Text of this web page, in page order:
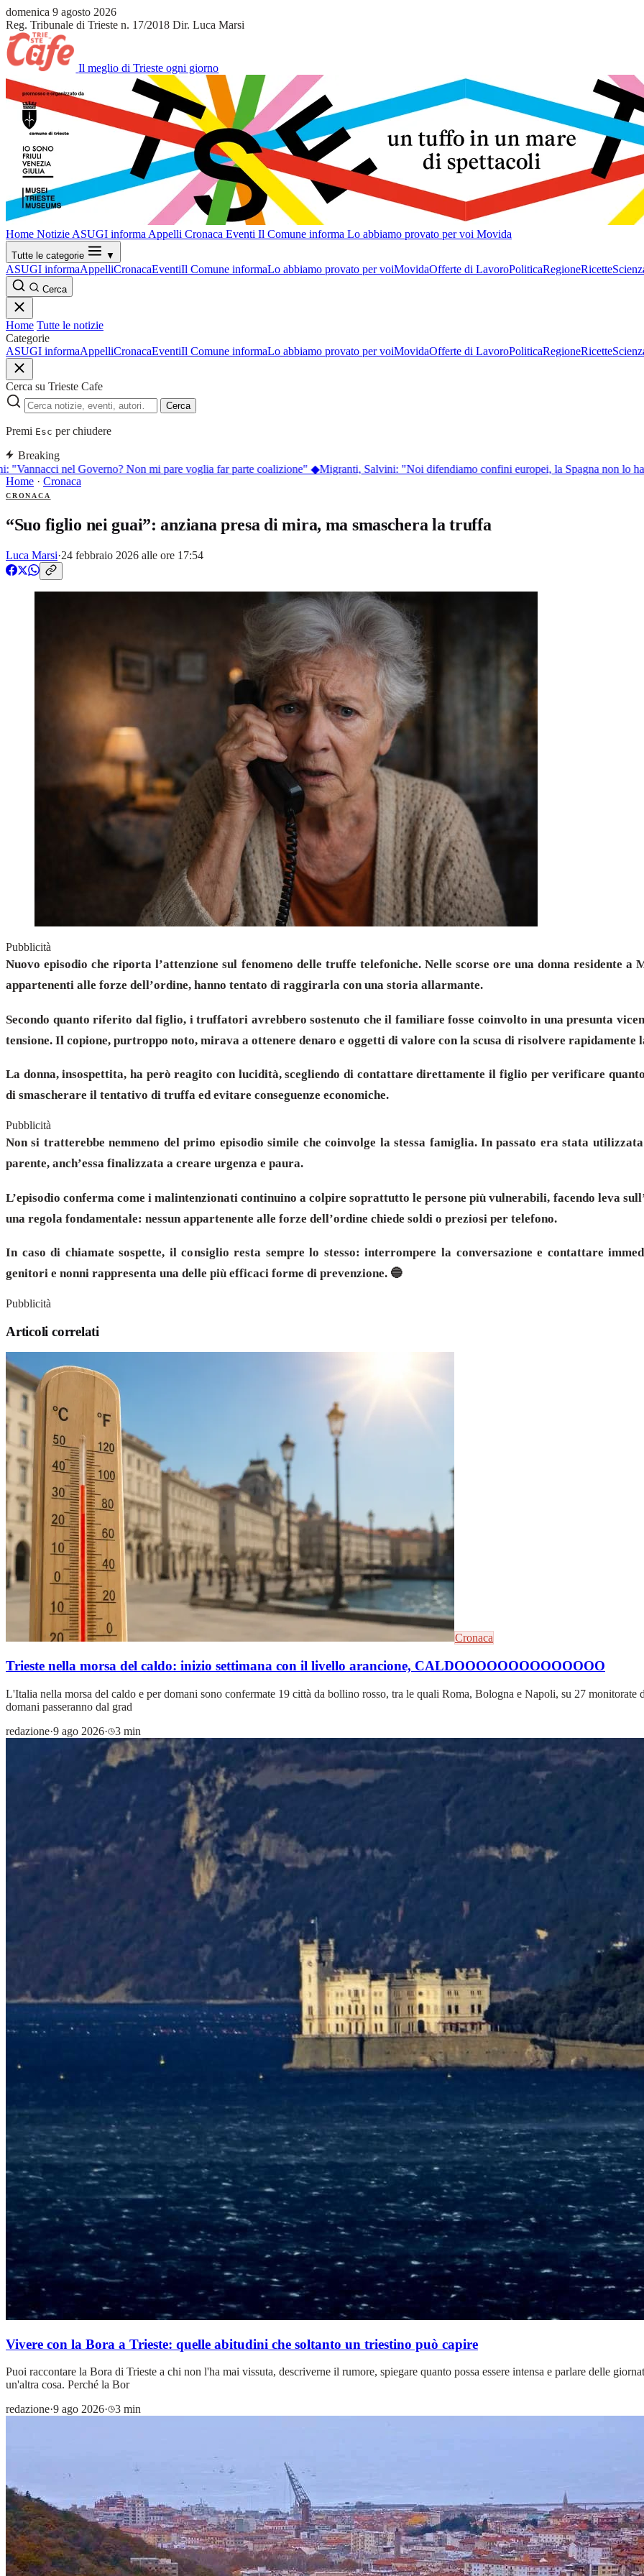
domenica 9 agosto 2026
Reg. Tribunale di Trieste n. 17/2018 Dir. Luca Marsi
Il meglio di Trieste ogni giorno
Home Notizie ASUGI informa Appelli Cronaca Eventi Il Comune informa Lo abbiamo provato per voi Movida
Tutte le categorie ▼
ASUGI informaAppelliCronacaEventiIl Comune informaLo abbiamo provato per voiMovidaOfferte di LavoroPoliticaRegioneRicette
Cerca
Home Tutte le notizie
Categorie
ASUGI informaAppelliCronacaEventiIl Comune informaLo abbiamo provato per voiMovidaOfferte di LavoroPoliticaRegioneRicette
Cerca su Trieste Cafe
Cerca
Premi Esc per chiudere
Breaking
nel Governo? Non mi pare voglia far parte coalizione"◆ Migranti, Salvini: "Noi difendiamo confini europei, la Spagna non lo ha
Home · Cronaca
CRONACA
“Suo figlio nei guai”: anziana presa di mira, ma smaschera la truffa
Luca Marsi·24 febbraio 2026 alle ore 17:54
Pubblicità
Nuovo episodio che riporta l’attenzione sul fenomeno delle truffe telefoniche. Nelle scorse ore una donna residente a
appartenenti alle forze dell’ordine, hanno tentato di raggirarla con una storia allarmante.
Secondo quanto riferito dal figlio, i truffatori avrebbero sostenuto che il familiare fosse coinvolto in una presunta
tensione. Il copione, purtroppo noto, mirava a ottenere denaro e oggetti di valore con la scusa di risolvere rapidamente
La donna, insospettita, ha però reagito con lucidità, scegliendo di contattare direttamente il figlio per verificare quanto
di smascherare il tentativo di truffa ed evitare conseguenze economiche.
Pubblicità
Non si tratterebbe nemmeno del primo episodio simile che coinvolge la stessa famiglia. In passato era stata
parente, anch’essa finalizzata a creare urgenza e paura.
L’episodio conferma come i malintenzionati continuino a colpire soprattutto le persone più vulnerabili, facendo leva
una regola fondamentale: nessun appartenente alle forze dell’ordine chiede soldi o preziosi per telefono.
In caso di chiamate sospette, il consiglio resta sempre lo stesso: interrompere la conversazione e contattare
genitori e nonni rappresenta una delle più efficaci forme di prevenzione. 🔵
Pubblicità
Articoli correlati
Cronaca
Trieste nella morsa del caldo: inizio settimana con il livello arancione, CALDOOOOOOOOOOOOOO
L'Italia nella morsa del caldo e per domani sono confermate 19 città da bollino rosso, tra le quali Roma, Bologna e Napoli, su 27
domani passeranno dal grad
redazione·9 ago 2026· 3 min
Vivere con la Bora a Trieste: quelle abitudini che soltanto un triestino può capire
Puoi raccontare la Bora di Trieste a chi non l'ha mai vissuta, descriverne il rumore, spiegare quanto possa essere intensa e parlare delle
un'altra cosa. Perché la Bor
redazione·9 ago 2026· 3 min